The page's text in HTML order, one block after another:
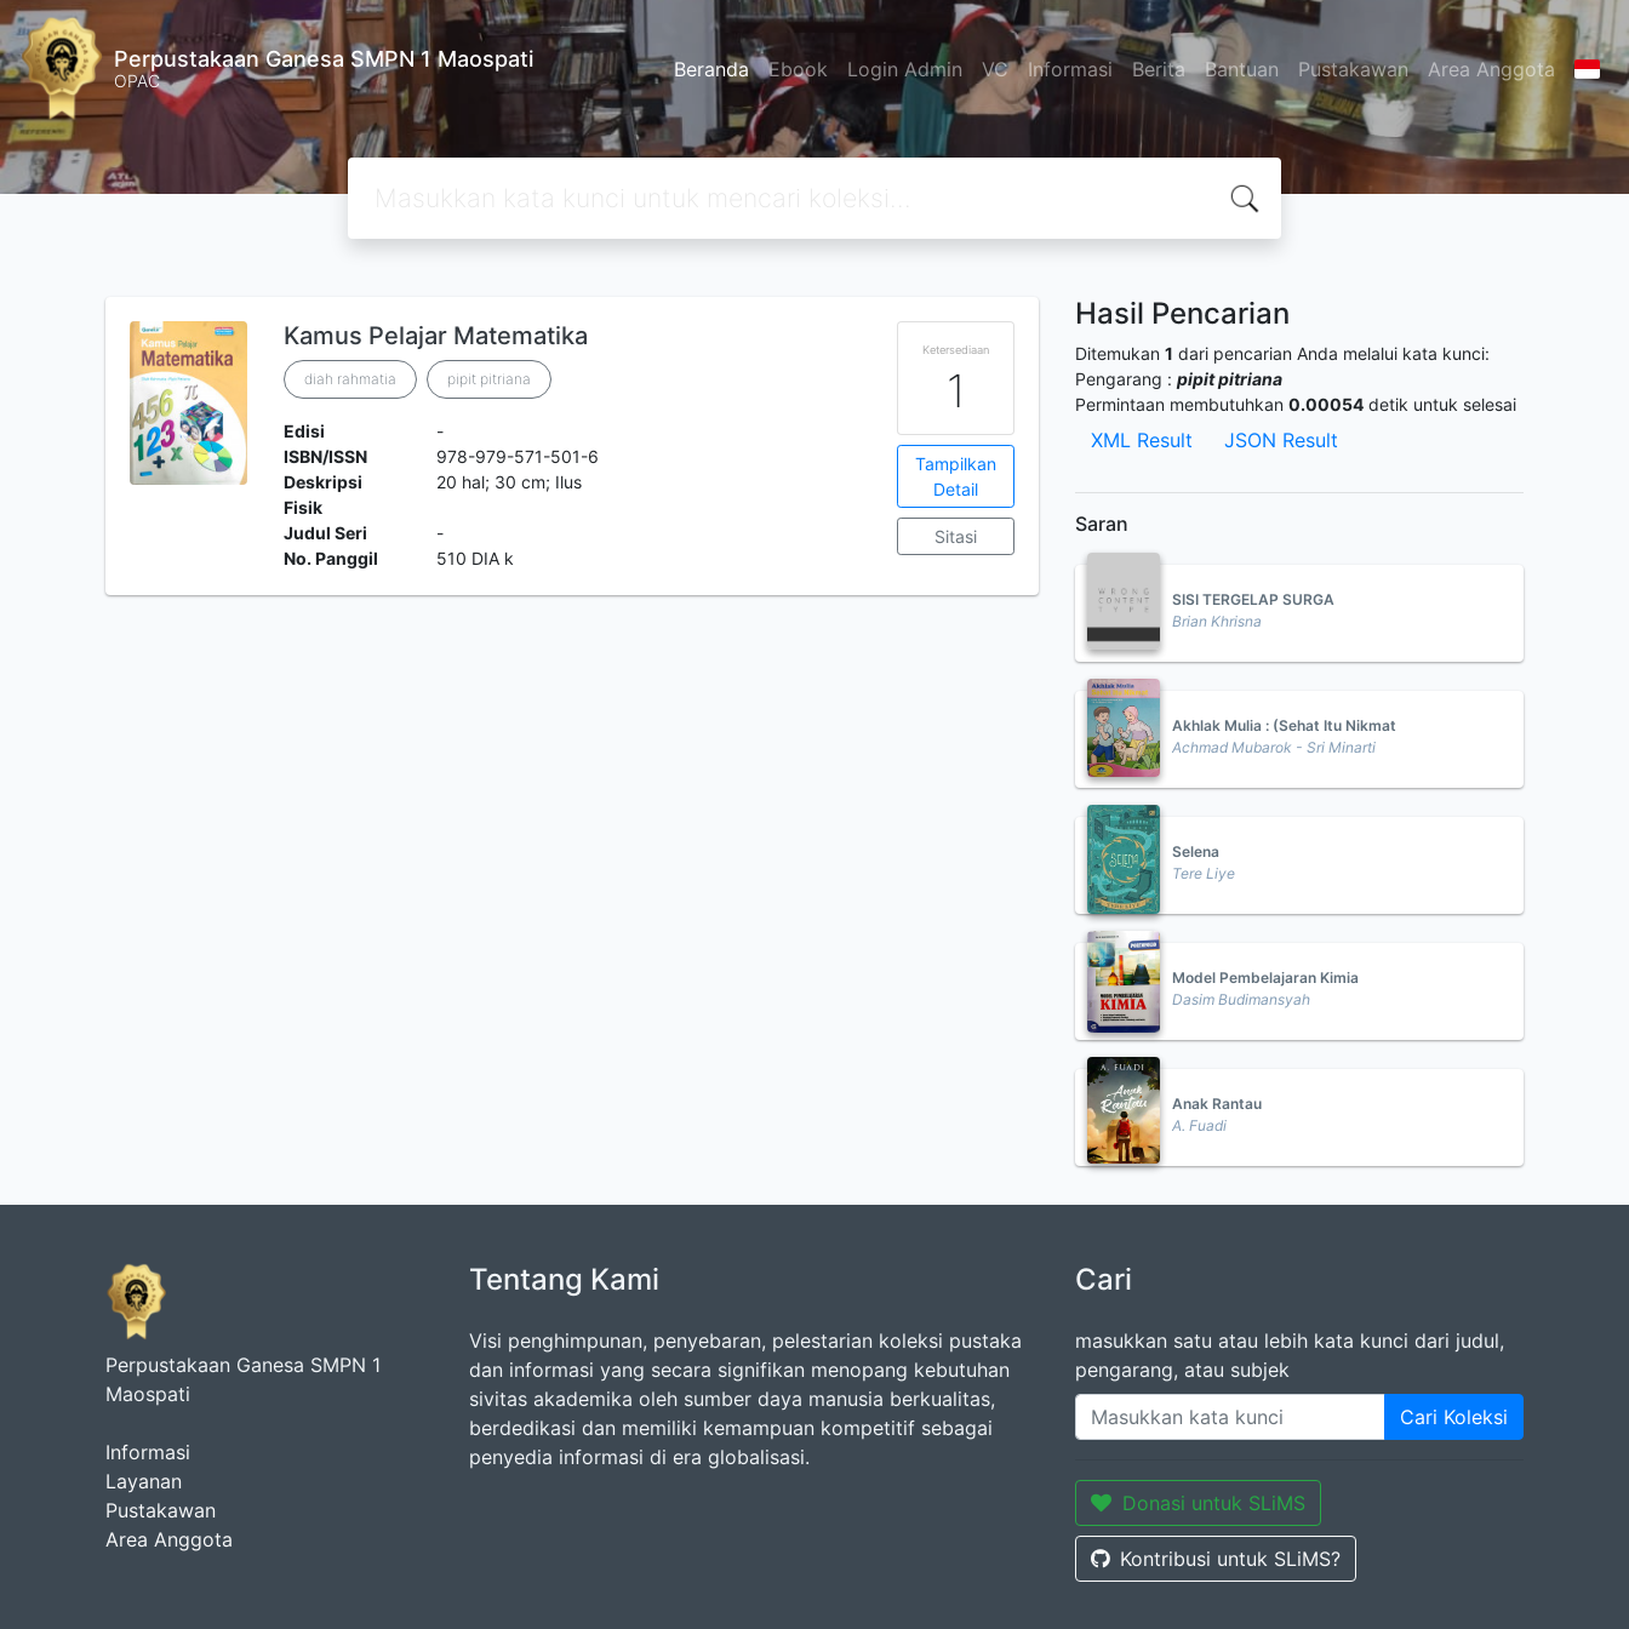
Perpustakaan Ganesa SMPN 1 Maospati
OPAC Beranda Ebook Login Admin VC Informasi Berita Bantuan Pustakawan Area Anggota
Kamus Pelajar Matematika
diah rahmatia pipit pitriana
Edisi
-
ISBN/ISSN
978-979-571-501-6
Deskripsi
Fisik
20 hal; 30 cm; Ilus
Judul Seri
-
No. Panggil
510 DIA k
Ketersediaan
1
Tampilkan
Detail
Sitasi
Hasil Pencarian
Ditemukan 1 dari pencarian Anda melalui kata kunci:
Pengarang : pipit pitriana
Permintaan membutuhkan 0.00054 detik untuk selesai
XML Result JSON Result
Saran
SISI TERGELAP SURGA
Brian Khrisna
Akhlak Mulia : (Sehat Itu Nikmat
Achmad Mubarok - Sri Minarti
Selena
Tere Liye
Model Pembelajaran Kimia
Dasim Budimansyah
Anak Rantau
A. Fuadi
Perpustakaan Ganesa SMPN 1
Maospati
Informasi
Layanan
Pustakawan
Area Anggota
Tentang Kami
Visi penghimpunan, penyebaran, pelestarian koleksi pustaka
dan informasi yang secara signifikan menopang kebutuhan
sivitas akademika oleh sumber daya manusia berkualitas,
berdedikasi dan memiliki kemampuan kompetitif sebagai
penyedia informasi di era globalisasi.
Cari
masukkan satu atau lebih kata kunci dari judul,
pengarang, atau subjek
Cari Koleksi
Donasi untuk SLiMS
Kontribusi untuk SLiMS?